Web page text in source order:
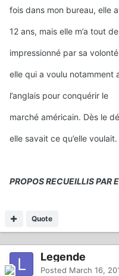
fois dans mon bureau, elle
12 ans, mais elle m’a tout
impressionné par sa
elle qui a voulu notamment
l’anglais pour conquérir le
marché américain. Dès le
elle savait ce qu’elle voulait.
PROPOS RECUEILLIS PAR
Quote
Legende
Posted March 16,